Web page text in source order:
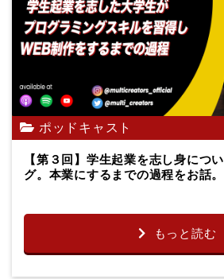
ポッドキャスト
【第３回】学生起業を志し身につ
グ。本業にするまでの過程をお話。
もっと読む